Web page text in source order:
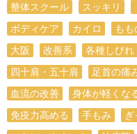
整体スクール
スッキリ
ボディケア
カイロ もも
大阪
改善系 各種しびれ
四十肩・五十肩
足首の痛
血流の改善
身体が軽くな
免疫力高める
手もみ